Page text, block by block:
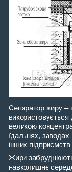
Сепаратор жиру –
великою
їдальнях, заводах
інших
Жири забруднюють
навколишнє